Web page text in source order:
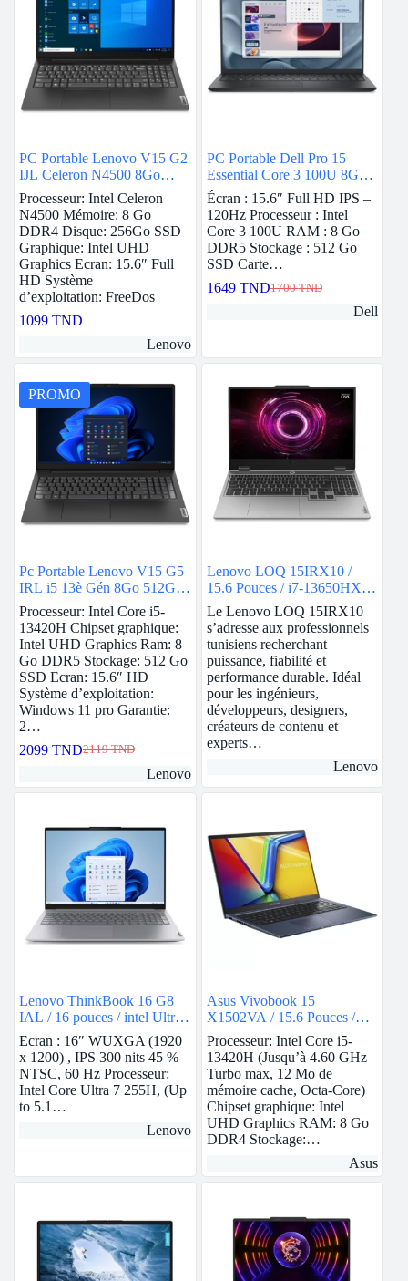
PC Portable Lenovo V15 G2
IJL Celeron N4500 8Go
256Go SSD Noir
Processeur: Intel Celeron
N4500 Mémoire: 8 Go
DDR4 Disque: 256Go SSD
Graphique: Intel UHD
Graphics Ecran: 15.6″ Full
HD Système
d’exploitation: FreeDos
1099 TND
Lenovo
PC Portable Dell Pro 15
Essential Core 3 100U 8Go
512Go SSD Prix Tunisie
Écran : 15.6″ Full HD IPS –
120Hz Processeur : Intel
Core 3 100U RAM : 8 Go
DDR5 Stockage : 512 Go
SSD Carte…
1700TND
Le
1700 TND.
1649 TNDLe
1649 TND.
Dell
PROMO
Pc Portable Lenovo V15 G5
IRL i5 13è Gén 8Go 512Go
SSD – Noir
Processeur: Intel Core i5-
13420H Chipset graphique:
Intel UHD Graphics Ram: 8
Go DDR5 Stockage: 512 Go
SSD Ecran: 15.6″ HD
Système d’exploitation:
Windows 11 pro Garantie:
2…
2119TND
Le
initial
2099 TNDLe
actuel
Lenovo
Lenovo LOQ 15IRX10 /
15.6 Pouces / i7-13650HX /
RAM 16Go / 512Go SSD /
Nvidia RTX 5050
Le Lenovo LOQ 15IRX10
s’adresse aux professionnels
tunisiens recherchant
puissance, fiabilité et
performance durable. Idéal
pour les ingénieurs,
développeurs, designers,
créateurs de contenu et
experts…
Lenovo
Lenovo ThinkBook 16 G8
IAL / 16 pouces / intel Ultra
7 / 8GB Ram
Ecran : 16″ WUXGA (1920
x 1200) , IPS 300 nits 45 %
NTSC, 60 Hz Processeur:
Intel Core Ultra 7 255H, (Up
to 5.1…
Lenovo
Asus Vivobook 15
X1502VA / 15.6 Pouces /
intel i5 / RAM 8Go / 512Go
SSD / Intel UHD
Processeur: Intel Core i5-
13420H (Jusqu’à 4.60 GHz
Turbo max, 12 Mo de
mémoire cache, Octa-Core)
Chipset graphique: Intel
UHD Graphics RAM: 8 Go
DDR4 Stockage:…
Asus